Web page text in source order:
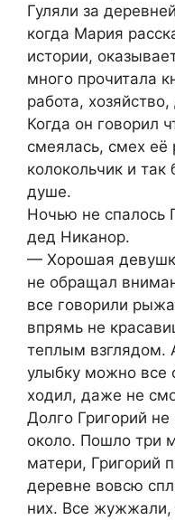
Гуляли за
когда Мария
истории,
много прочитала
работа,
Когда он говорил
смеялась, смех её
колокольчик и
душе.
Ночью не спалось
дед Никанор.
— Хорошая
не обращал
все говорили
впрямь не
теплым взглядом.
улыбку можно все
ходил, даже не
Долго Григорий не
около. Пошло три
матери, Григорий
деревне вовсю
них. Все жужжали,